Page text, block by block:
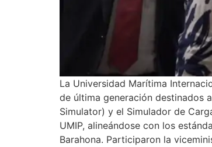
La Universidad Marítima
de última generación destinados
Simulator) y el Simulador de
UMIP, alineándose con los
Barahona. Participaron la